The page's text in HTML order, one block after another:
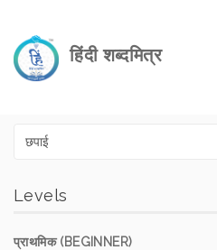
हिंदी शब्दमित्र
Levels
प्राथमिक (BEGINNER)